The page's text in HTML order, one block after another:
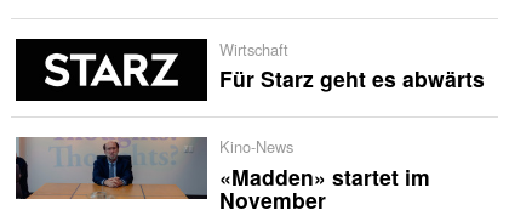
Wirtschaft
Für Starz geht es abwärts
Kino-News
«Madden» startet im
November